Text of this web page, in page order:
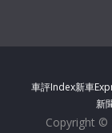
車評Index新車
新
Copyright ©